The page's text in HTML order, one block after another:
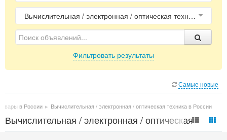
Услуги
Магазины
Вычислительная / электронная / оптическая техника
Фильтровать результаты
Самые новые
в России ▸ Вычислительная / электронная / оптическая техника в России
Вычислительная / электронная / оптическая